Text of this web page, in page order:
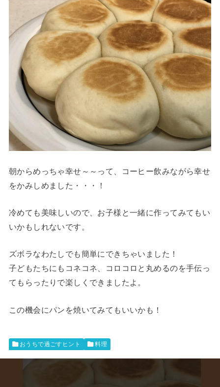
朝からめっちゃ幸せ～～って、コーヒー飲みながら幸せ
をかみしめました・・・！
冷めても美味しいので、お子様と一緒に作ってみてもい
いかもしれないです。
ズボラなわたしでも簡単にできちゃいました！
子どもたちにもコネコネ、コロコロと丸めるのを手伝っ
てもらったりで楽しくできましたよ。
この機会にパンを焼いてみてもいいかも！
おうちで過ごすヒント 料理